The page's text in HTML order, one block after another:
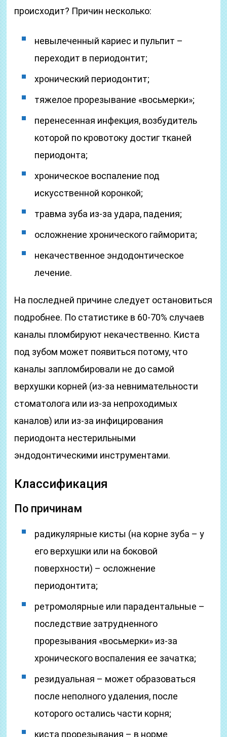
происходит? Причин несколько:
невылеченный кариес и пульпит –
переходит в периодонтит;
хронический периодонтит;
тяжелое прорезывание «восьмерки»;
перенесенная инфекция, возбудитель
которой по кровотоку достиг тканей
периодонта;
хроническое воспаление под
искусственной коронкой;
травма зуба из-за удара, падения;
осложнение хронического гайморита;
некачественное эндодонтическое
лечение.
На последней причине следует остановиться
подробнее. По статистике в 60-70% случаев
каналы пломбируют некачественно. Киста
под зубом может появиться потому, что
каналы запломбировали не до самой
верхушки корней (из-за невнимательности
стоматолога или из-за непроходимых
каналов) или из-за инфицирования
периодонта нестерильными
эндодонтическими инструментами.
Классификация
По причинам
радикулярные кисты (на корне зуба – у
его верхушки или на боковой
поверхности) – осложнение
периодонтита;
ретромолярные или парадентальные –
последствие затрудненного
прорезывания «восьмерки» из-за
хронического воспаления ее зачатка;
резидуальная – может образоваться
после неполного удаления, после
которого остались части корня;
киста прорезывания – в норме